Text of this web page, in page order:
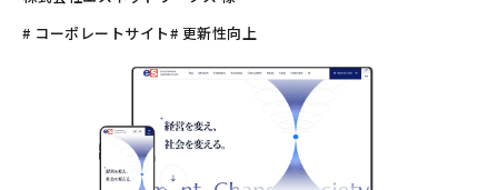
# コーポレートサイト# 更新性向上